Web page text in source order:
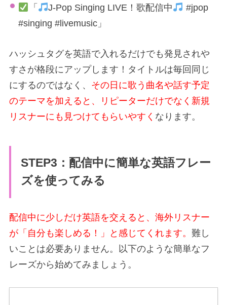
「 J-Pop Singing LIVE！歌配信中
#jpop
#singing #livemusic」
ハッシュタグを英語で入れるだけでも発見されや
すさが格段にアップします！タイトルは毎回同じ
にするのではなく、 その日に歌う曲名や話す予定
のテーマを加えると、リピーターだけでなく新規
リスナーにも見つけてもらいやすく なります。
STEP3：配信中に簡単な英語フレー
ズを使ってみる
配信中に少しだけ英語を交えると、海外リスナー
が「自分も楽しめる！」と感じてくれます。 難し
いことは必要ありません。以下のような簡単なフ
レーズから始めてみましょう。